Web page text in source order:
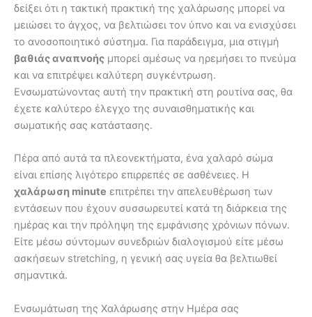
δείξει ότι η τακτική πρακτική της χαλάρωσης μπορεί να
μειώσει το άγχος, να βελτιώσει τον ύπνο και να ενισχύσει
το ανοσοποιητικό σύστημα. Για παράδειγμα, μια στιγμή
βαθιάς αναπνοής μπορεί αμέσως να ηρεμήσει το πνεύμα
και να επιτρέψει καλύτερη συγκέντρωση.
Ενσωματώνοντας αυτή την πρακτική στη ρουτίνα σας, θα
έχετε καλύτερο έλεγχο της συναισθηματικής και
σωματικής σας κατάστασης.
Πέρα από αυτά τα πλεονεκτήματα, ένα χαλαρό σώμα
είναι επίσης λιγότερο επιρρεπές σε ασθένειες. Η
χαλάρωση minute επιτρέπει την απελευθέρωση των
εντάσεων που έχουν συσσωρευτεί κατά τη διάρκεια της
ημέρας και την πρόληψη της εμφάνισης χρόνιων πόνων.
Είτε μέσω σύντομων συνεδριών διαλογισμού είτε μέσω
ασκήσεων stretching, η γενική σας υγεία θα βελτιωθεί
σημαντικά.
Ενσωμάτωση της Χαλάρωσης στην Ημέρα σας